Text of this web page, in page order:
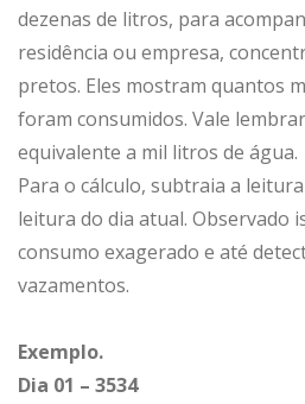
dezenas de litros, para
residência ou empresa,
pretos. Eles mostram quantos
foram consumidos. Vale
equivalente a mil litros de água.
Para o cálculo, subtraia a
leitura do dia atual. Observado
consumo exagerado e até
vazamentos.
Exemplo.
Dia 01 – 3534